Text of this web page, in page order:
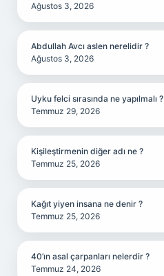
Ağustos 3, 2026
Abdullah Avcı aslen nerelidir ?
Ağustos 3, 2026
Uyku felci sırasında ne yapılmalı ?
Temmuz 29, 2026
Kişileştirmenin diğer adı ne ?
Temmuz 25, 2026
Kağıt yiyen insana ne denir ?
Temmuz 25, 2026
40’ın asal çarpanları nelerdir ?
Temmuz 24, 2026